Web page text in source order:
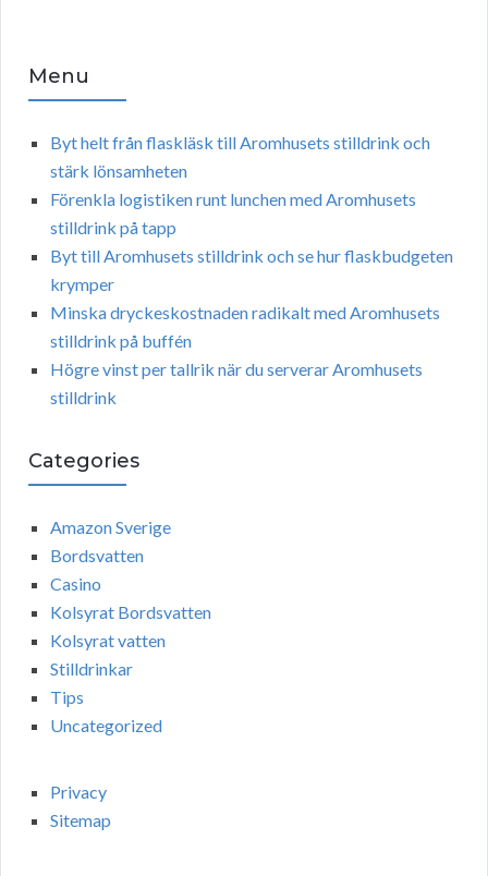
Menu
Byt helt från flaskläsk till Aromhusets stilldrink och
stärk lönsamheten
Förenkla logistiken runt lunchen med Aromhusets
stilldrink på tapp
Byt till Aromhusets stilldrink och se hur flaskbudgeten
krymper
Minska dryckeskostnaden radikalt med Aromhusets
stilldrink på buffén
Högre vinst per tallrik när du serverar Aromhusets
stilldrink
Categories
Amazon Sverige
Bordsvatten
Casino
Kolsyrat Bordsvatten
Kolsyrat vatten
Stilldrinkar
Tips
Uncategorized
Privacy
Sitemap